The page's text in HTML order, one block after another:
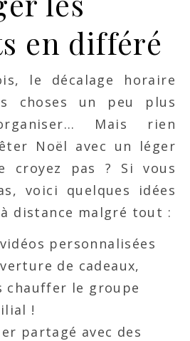
en différé
le décalage horaire
choses un peu plus
Mais rien
Noël avec un léger
croyez pas ? Si vous
voici quelques idées
distance malgré tout :
personnalisées
de cadeaux,
chauffer le groupe
!
partagé avec des